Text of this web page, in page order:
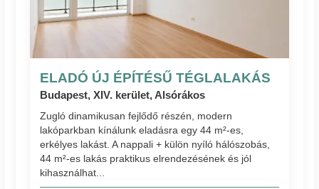
ELADÓ ÚJ ÉPÍTÉSŰ TÉGLALAKÁS
Budapest, XIV. kerület, Alsórákos
Zugló dinamikusan fejlődő részén, modern
lakóparkban kínálunk eladásra egy 44 m²-es,
erkélyes lakást. A nappali + külön nyíló hálószobás,
44 m²-es lakás praktikus elrendezésének és jól
kihasználhat...